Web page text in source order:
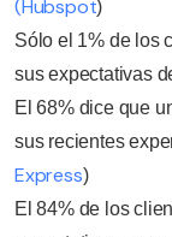
(Hubspot)
Sólo el 1% de los
sus expectativas
El 68% dice que
sus recientes
Express)
El 84% de los